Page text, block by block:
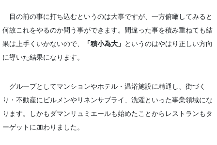
目の前の事に打ち込むというのは大事ですが、一方俯瞰してみると
何故これをやるのか問う事ができます。間違った事を積み重ねても結
果は上手くいかないので、
「積小為大」 というのはやはり正しい方向
に導いた結果になります。
グループとしてマンションやホテル・温浴施設に精通し、街づく
り・不動産にビルメンやリネンサプライ、洗濯といった事業領域にな
ります。しかもダマンリュミエールも始めたことからレストランもタ
ーゲットに加わりました。